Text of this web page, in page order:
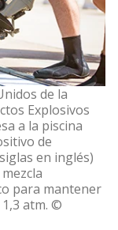
de la
Explosivos
a la piscina
de
en inglés)
para mantener
atm. ©